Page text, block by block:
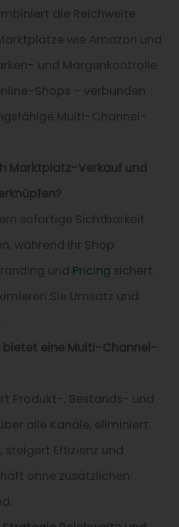
die Reichweite
wie Amazon und
und Margenkontrolle
Shops – verbunden
Multi-Channel-
Marktplatz-Verkauf und
sofortige Sichtbarkeit
während Ihr Shop
und Pricing sichert.
Sie Umsatz und
bietet eine Multi-Channel-
Produkt-, Bestands- und
alle Kanäle, eliminiert
steigert Effizienz und
ohne zusätzlichen